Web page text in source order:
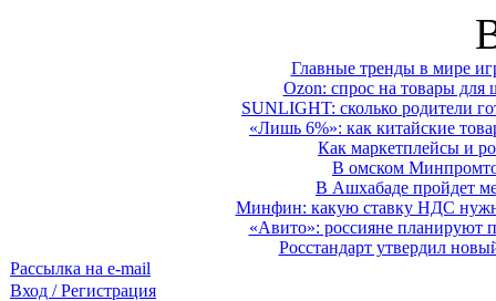
Главные тренды в мире
Ozon: спрос на товары для
SUNLIGHT: сколько родители
«Лишь 6%»: как китайские
Как маркетплейсы и
В омском
В Ашхабаде пройдет
Минфин: какую ставку НДС
«Авито»: россияне планируют
Росстандарт утвердил
Рассылка на e-mail
Вход / Регистрация